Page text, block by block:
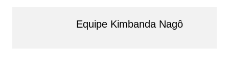
Equipe Kimbanda Nagô